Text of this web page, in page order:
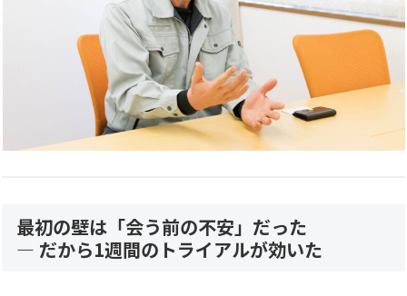
最初の壁は「会う前の不安」だった
— だから1週間のトライアルが効いた